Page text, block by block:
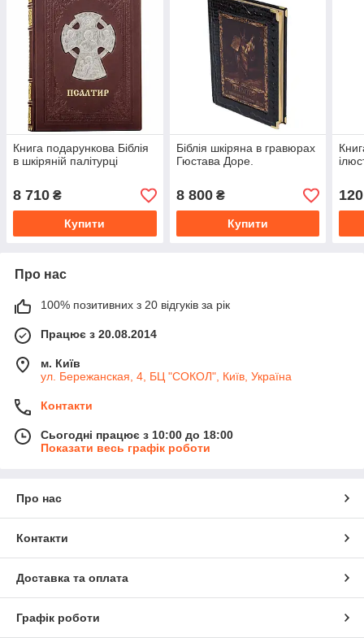
Книга подарункова Біблія
в шкіряній палітурці
8 710 ₴
Купити
Біблія шкіряна в гравюрах
Гюстава Доре.
8 800₴
Купити
Про нас
100% позитивних з 20 відгуків за рік
Працює з 20.08.2014
м. Київ
ул. Бережанская, 4, БЦ "СОКОЛ", Київ, Україна
Контакти
Сьогодні працює з 10:00 до 18:00
Показати весь графік роботи
Про нас
Контакти
Доставка та оплата
Графік роботи